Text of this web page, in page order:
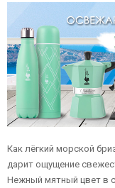
Как лёгкий морской
дарит ощущение
Нежный мятный цвет в